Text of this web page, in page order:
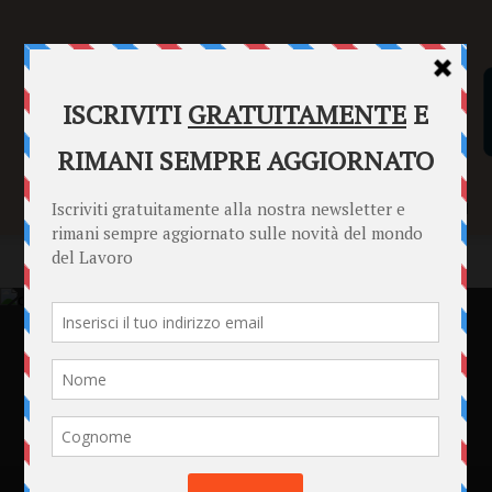
SENTENZE FORMULARI PUNTO INFORMAZIONI
Home Formulari
Formulari